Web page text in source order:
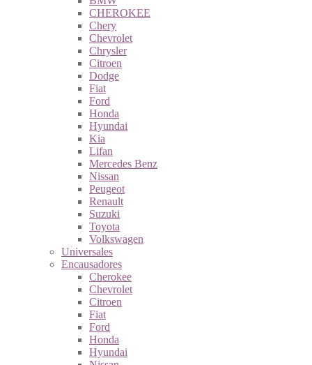
CHEROKEE
Chery
Chevrolet
Chrysler
Citroen
Dodge
Fiat
Ford
Honda
Hyundai
Kia
Lifan
Mercedes Benz
Nissan
Peugeot
Renault
Suzuki
Toyota
Volkswagen
Universales
Encausadores
Cherokee
Chevrolet
Citroen
Fiat
Ford
Honda
Hyundai